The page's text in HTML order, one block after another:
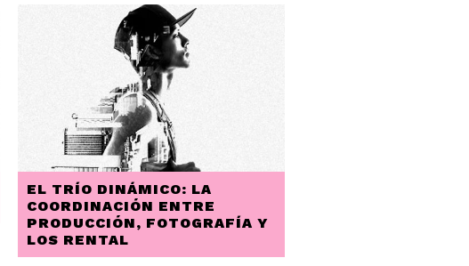
EL TRÍO DINÁMICO: LA
COORDINACIÓN ENTRE
PRODUCCIÓN, FOTOGRAFÍA Y
LOS RENTAL